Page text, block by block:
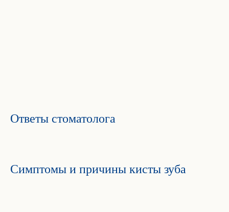
Ответы стоматолога
Симптомы и причины кисты зуба